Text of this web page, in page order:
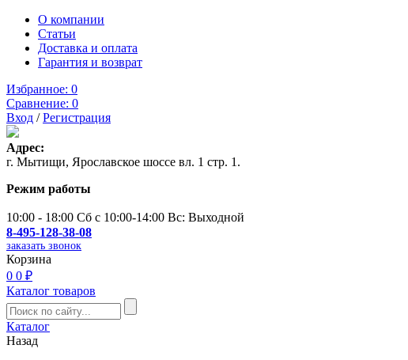
О компании
Статьи
Доставка и оплата
Гарантия и возврат
Избранное: 0
Сравнение: 0
Вход /Регистрация
Адрес:
г. Мытищи, Ярославское шоссе вл. 1 стр. 1.
Режим работы
10:00 - 18:00 Сб с 10:00-14:00 Вс: Выходной
8-495-128-38-08
заказать звонок
Корзина
0 0 ₽
Каталог товаров
Каталог
Назад